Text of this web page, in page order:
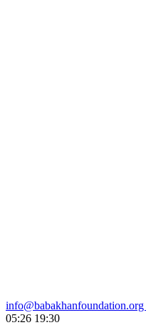
info@babakhanfoundation.org
05:26 19:30